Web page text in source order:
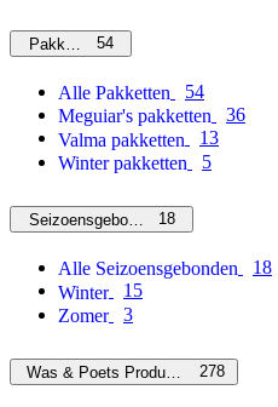
Pakketten54
Alle Pakketten
54
Meguiar's pakketten
36
Valma pakketten
13
Winter pakketten
5
Seizoensgebonden18
Alle Seizoensgebonden
18
Winter
15
Zomer
3
Was & Poets Producten 278